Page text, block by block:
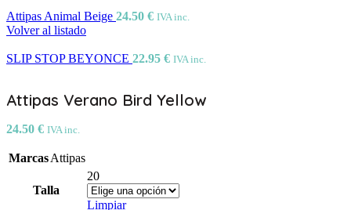
Attipas Animal Beige 24.50 € IVA inc.
Volver al listado
SLIP STOP BEYONCE 22.95 € IVA inc.
Attipas Verano Bird Yellow
24.50 € IVA inc.
MarcasAttipas
Talla
20
Limpiar